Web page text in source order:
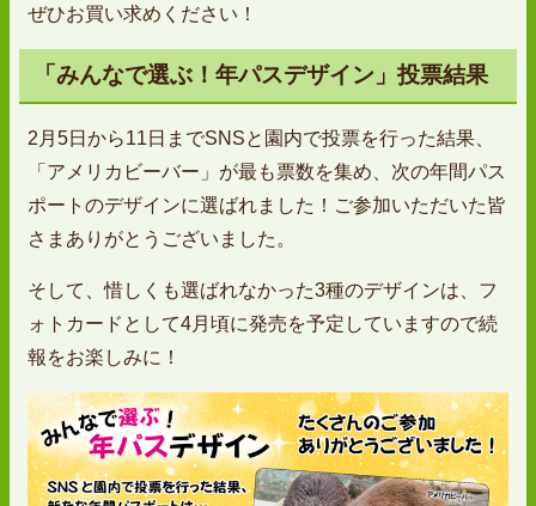
ぜひお買い求めください！
「みんなで選ぶ！年パスデザイン」投票結果
2月5日から11日までSNSと園内で投票を行った結果、
「アメリカビーバー」が最も票数を集め、次の年間パス
ポートのデザインに選ばれました！ご参加いただいた皆
さまありがとうございました。
そして、惜しくも選ばれなかった3種のデザインは、フ
ォトカードとして4月頃に発売を予定していますので続
報をお楽しみに！